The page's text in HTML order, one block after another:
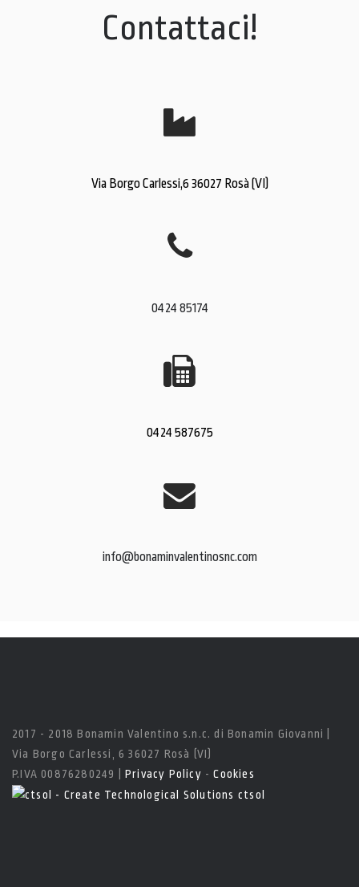
Contattaci!
Via Borgo Carlessi,6 36027 Rosà (VI)
0424 85174
0424 587675
info@bonaminvalentinosnc.com
2017 - 2018 Bonamin Valentino s.n.c. di Bonamin Giovanni |
Via Borgo Carlessi, 6 36027 Rosà (VI)
P.IVA 00876280249 | Privacy Policy -Cookies
ctsol